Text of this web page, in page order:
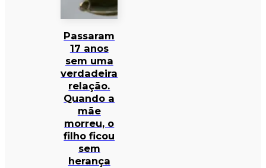
Passaram
17 anos
sem uma
verdadeira
relação.
Quando a
mãe
morreu, o
filho ficou
sem
herança